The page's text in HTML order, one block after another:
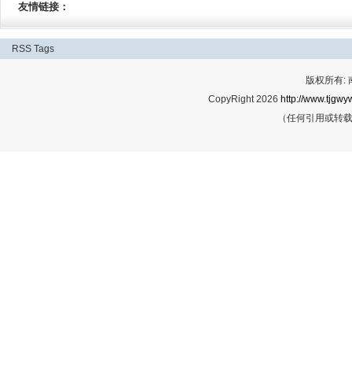
友情链接：
RSS Tags
版权所有:
CopyRight 2026 http://
（任何引用或转